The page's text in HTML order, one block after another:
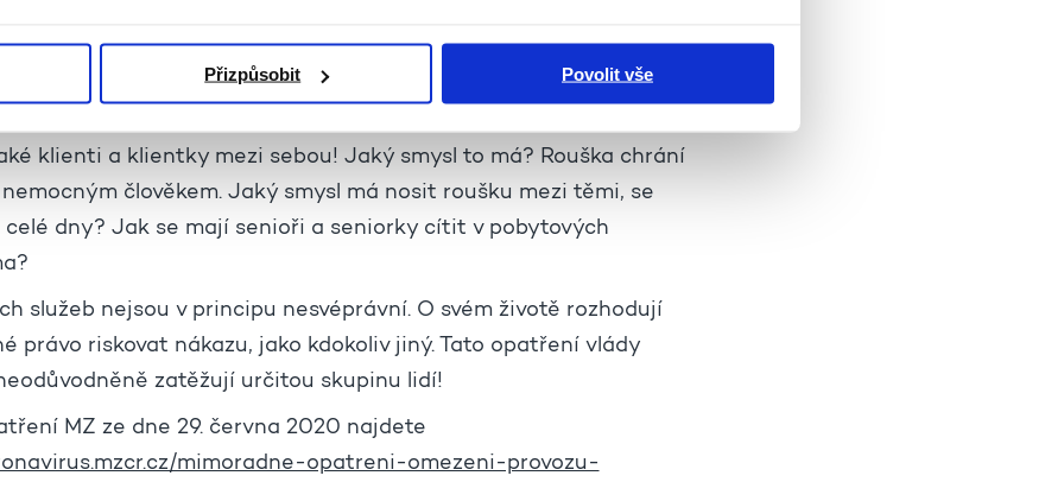
Přizpůsobit Povolit vše
opatření MZ v bodě III. stanoví, že roušku musí nosit
klienti a klientky mezi sebou! Jaký smysl to má? Rouška chrání
člověkem. Jaký smysl má nosit roušku mezi těmi, se
dny? Jak se mají senioři a seniorky cítit v pobytových
služeb nejsou v principu nesvéprávní. O svém životě rozhodují
právo riskovat nákazu, jako kdokoliv jiný. Tato opatření vlády
zatěžují určitou skupinu lidí!
MZ ze dne 29. června 2020 najdete
mimoradne-opatreni-omezeni-provozu-